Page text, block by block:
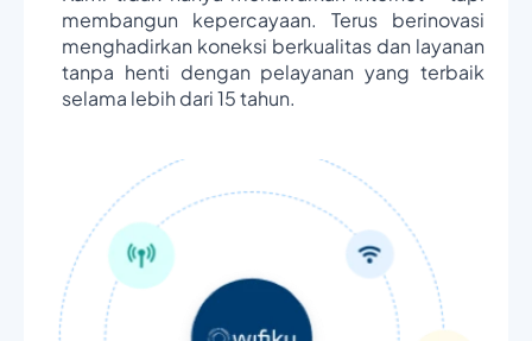
membangun kepercayaan. Terus berinovasi
menghadirkan koneksi berkualitas dan layanan
tanpa henti dengan pelayanan yang terbaik
selama lebih dari 15 tahun.